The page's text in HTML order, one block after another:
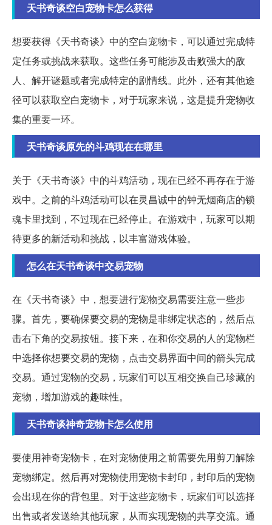
天书奇谈空白宠物卡怎么获得
想要获得《天书奇谈》中的空白宠物卡，可以通过完成特
定任务或挑战来获取。这些任务可能涉及击败强大的敌
人、解开谜题或者完成特定的剧情线。此外，还有其他途
径可以获取空白宠物卡，对于玩家来说，这是提升宠物收
集的重要一环。
天书奇谈原先的斗鸡现在在哪里
关于《天书奇谈》中的斗鸡活动，现在已经不再存在于游
戏中。之前的斗鸡活动可以在灵昌诚中的钟无烟商店的锁
魂卡里找到，不过现在已经停止。在游戏中，玩家可以期
待更多的新活动和挑战，以丰富游戏体验。
怎么在天书奇谈中交易宠物
在《天书奇谈》中，想要进行宠物交易需要注意一些步
骤。首先，要确保要交易的宠物是非绑定状态的，然后点
击右下角的交易按钮。接下来，在和你交易的人的宠物栏
中选择你想要交易的宠物，点击交易界面中间的箭头完成
交易。通过宠物的交易，玩家们可以互相交换自己珍藏的
宠物，增加游戏的趣味性。
天书奇谈神奇宠物卡怎么使用
要使用神奇宠物卡，在对宠物使用之前需要先用剪刀解除
宠物绑定。然后再对宠物使用宠物卡封印，封印后的宠物
会出现在你的背包里。对于这些宠物卡，玩家们可以选择
出售或者发送给其他玩家，从而实现宠物的共享交流。通